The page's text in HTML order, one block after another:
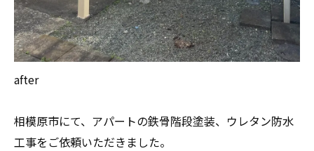
after
相模原市にて、アパートの鉄骨階段塗装、ウレタン防水
工事をご依頼いただきました。